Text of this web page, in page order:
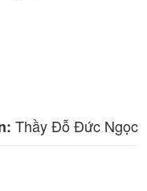
Thầy Đỗ Đức Ngọc